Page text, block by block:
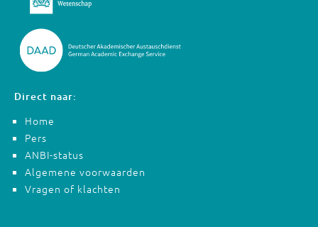
Direct naar:
Home
Pers
ANBI-status
Algemene voorwaarden
Vragen of klachten